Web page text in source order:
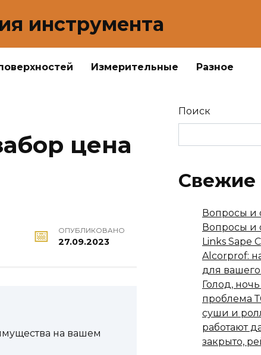
инструмента
Измерительные Разное
цена
ОПУБЛИКОВАНО
27.09.2023
на вашем
Поиск
Свежие
Вопросы и
Вопросы и
Links Sape
Alcorprof:
для
Голод,
проблема
суши и
работают
закрыто,